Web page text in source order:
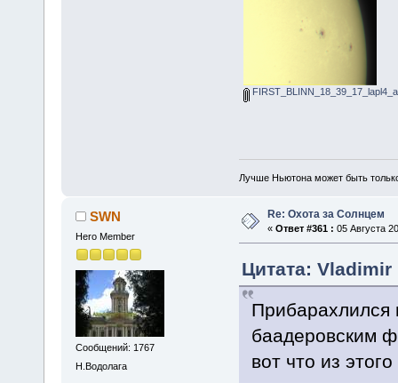
Лучше Ньютона может быть
SWN
Hero Member
Сообщений: 1767
Н.Водолага
Re: Охота за Солнцем
« Ответ #361 : 05 Августа
Цитата: Vladimir
Прибарахлился
баадеровским
вот что из